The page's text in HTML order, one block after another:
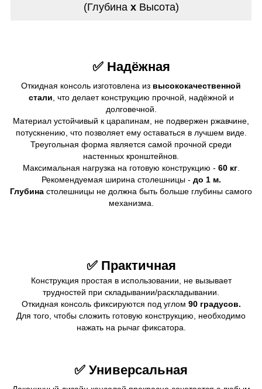
(Глубина х Высота)
✅ Надёжная
Откидная консоль изготовлена из высококачественной
стали , что делает конструкцию прочной, надёжной и
долговечной.
Материал устойчивый к царапинам, не подвержен ржавчине,
потускнению, что позволяет ему оставаться в лучшем виде.
Треугольная форма является самой прочной среди
настенных кронштейнов.
Максимальная нагрузка на готовую конструкцию - 60 кг.
Рекомендуемая ширина столешницы - до 1 м.
Глубина столешницы не должна быть больше глубины самого
механизма.
✅ Практичная
Конструкция простая в использовании, не вызывает
трудностей при складывании/раскладывании.
Откидная консоль фиксируются под углом 90 градусов.
Для того, чтобы сложить готовую конструкцию, необходимо
нажать на рычаг фиксатора.
✅ Универсальная